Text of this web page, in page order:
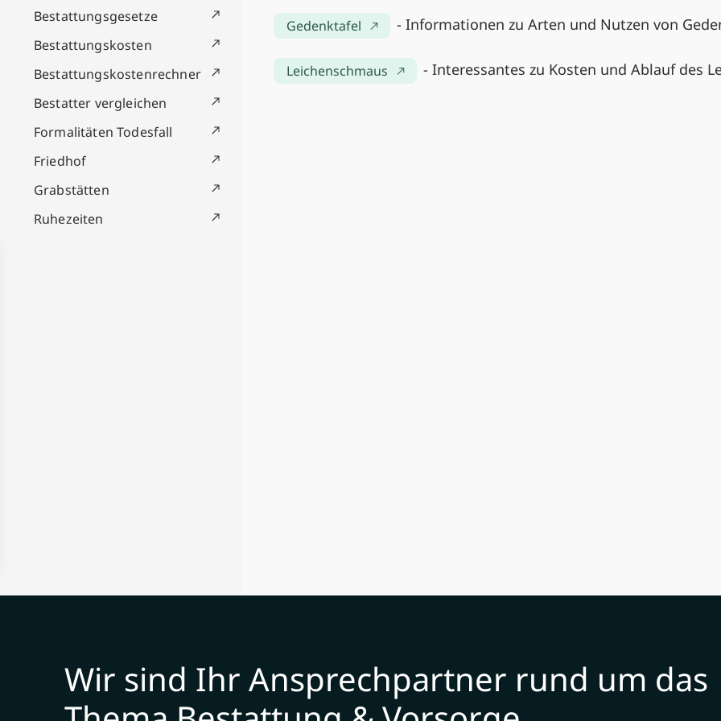
Bestattungsgesetze
Bestattungskosten
Bestattungskostenrechner
Bestatter vergleichen
Formalitäten Todesfall
Friedhof
Grabstätten
Ruhezeiten
Gedenktafel - Informationen zu Arten und Nutzen von
Leichenschmaus - Interessantes zu Kosten und Ablauf des
Wir sind Ihr Ansprechpartner rund um das